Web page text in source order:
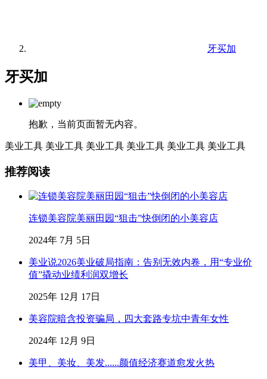
牙买加
牙买加
抱歉，当前页面暂无内容。
美业工具 美业工具 美业工具 美业工具 美业工具 美业工具
推荐阅读
连锁美容院美丽田园“狙击”快倒闭的小美容店
2024年 7月 5日
美业说2026美业破局指南：告别无效内卷，用“专业价
值”撬动业绩利润双增长
2025年 12月 17日
美容院暗含投资骗局，四大套路专坑中青年女性
2024年 12月 9日
美甲、美妆、美发......颜值经济赛道愈发火热